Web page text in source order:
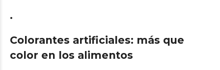
.
Colorantes artificiales: más que
color en los alimentos